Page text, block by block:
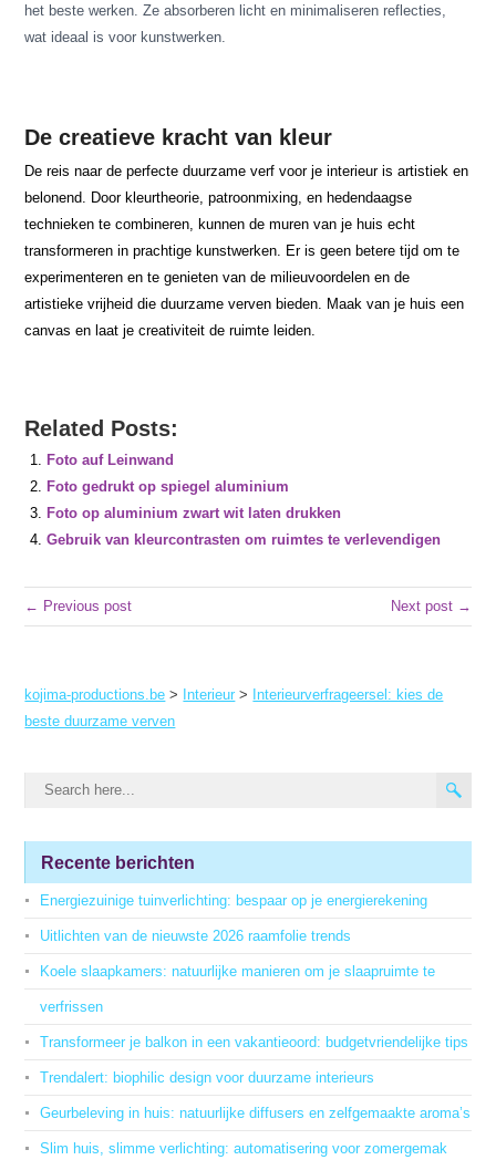
het beste werken. Ze absorberen licht en minimaliseren reflecties,
wat ideaal is voor kunstwerken.
De creatieve kracht van kleur
De reis naar de perfecte duurzame verf voor je interieur is artistiek en
belonend. Door kleurtheorie, patroonmixing, en hedendaagse
technieken te combineren, kunnen de muren van je huis echt
transformeren in prachtige kunstwerken. Er is geen betere tijd om te
experimenteren en te genieten van de milieuvoordelen en de
artistieke vrijheid die duurzame verven bieden. Maak van je huis een
canvas en laat je creativiteit de ruimte leiden.
Related Posts:
Foto auf Leinwand
Foto gedrukt op spiegel aluminium
Foto op aluminium zwart wit laten drukken
Gebruik van kleurcontrasten om ruimtes te verlevendigen
← Previous post Next post →
kojima-productions.be > Interieur > Interieurverfrageersel: kies de
beste duurzame verven
Recente berichten
Energiezuinige tuinverlichting: bespaar op je energierekening
Uitlichten van de nieuwste 2026 raamfolie trends
Koele slaapkamers: natuurlijke manieren om je slaapruimte te
verfrissen
Transformeer je balkon in een vakantieoord: budgetvriendelijke tips
Trendalert: biophilic design voor duurzame interieurs
Geurbeleving in huis: natuurlijke diffusers en zelfgemaakte aroma’s
Slim huis, slimme verlichting: automatisering voor zomergemak